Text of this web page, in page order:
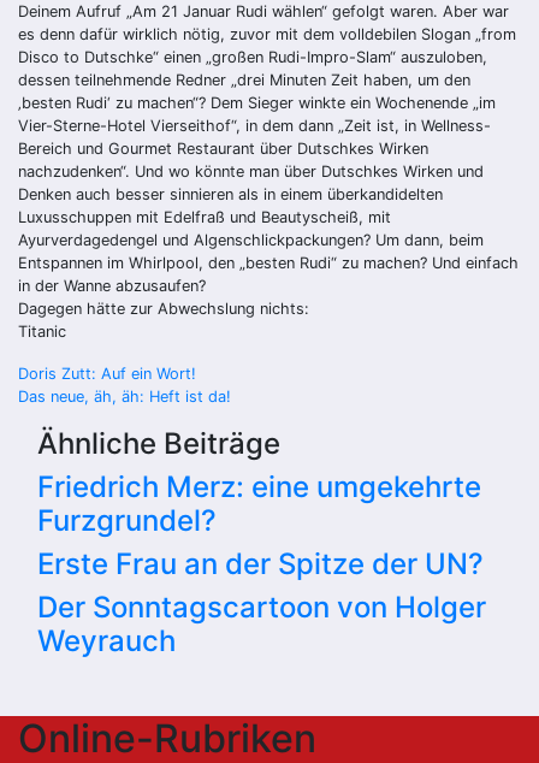
Deinem Aufruf „Am 21 Januar Rudi wählen“ gefolgt waren. Aber war
es denn dafür wirklich nötig, zuvor mit dem volldebilen Slogan „from
Disco to Dutschke“ einen „großen Rudi-Impro-Slam“ auszuloben,
dessen teilnehmende Redner „drei Minuten Zeit haben, um den
‚besten Rudi‘ zu machen“? Dem Sieger winkte ein Wochenende „im
Vier-Sterne-Hotel Vierseithof“, in dem dann „Zeit ist, in Wellness-
Bereich und Gourmet Restaurant über Dutschkes Wirken
nachzudenken“. Und wo könnte man über Dutschkes Wirken und
Denken auch besser sinnieren als in einem überkandidelten
Luxusschuppen mit Edelfraß und Beautyscheiß, mit
Ayurverdagedengel und Algenschlickpackungen? Um dann, beim
Entspannen im Whirlpool, den „besten Rudi“ zu machen? Und einfach
in der Wanne abzusaufen?
Dagegen hätte zur Abwechslung nichts:
Titanic
Beitragsnavigation
Doris Zutt: Auf ein Wort!
Das neue, äh, äh: Heft ist da!
Ähnliche Beiträge
Friedrich Merz: eine umgekehrte
Furzgrundel?
Erste Frau an der Spitze der UN?
Der Sonntagscartoon von Holger
Weyrauch
Online-Rubriken